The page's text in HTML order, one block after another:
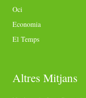
Oci
Economia
El Temps
Altres Mitjans